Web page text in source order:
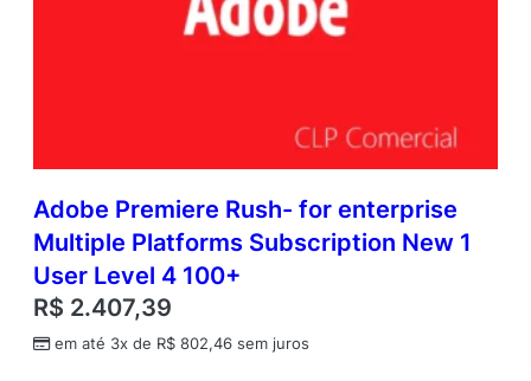
Adobe Premiere Rush- for enterprise
Multiple Platforms Subscription New 1
User Level 4 100+
R$ 2.407,39
em até 3x de R$ 802,46 sem juros